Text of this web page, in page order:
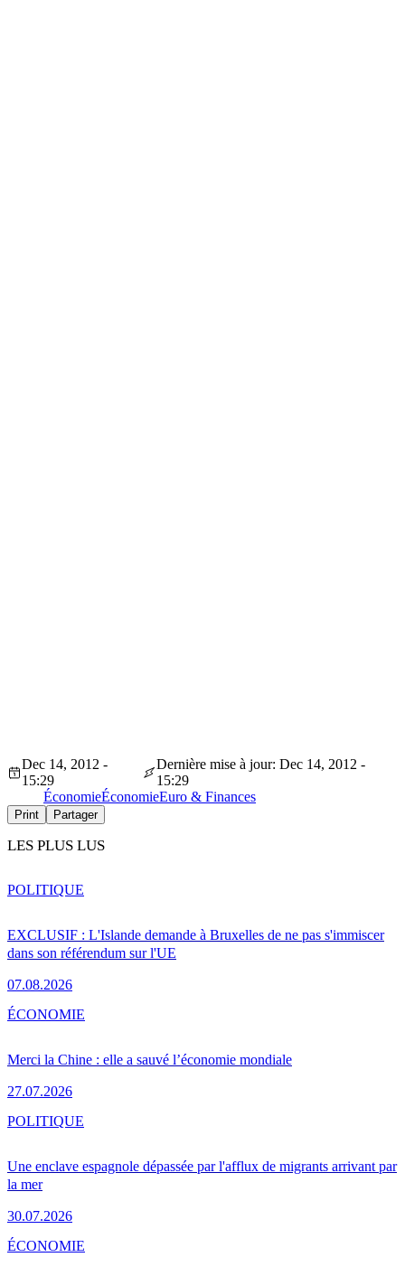
Dec 14, 2012 -
15:29
Dernière mise à jour: Dec 14, 2012 -
15:29
ÉconomieÉconomieEuro & Finances
Print Partager
LES PLUS LUS
EXCLUSIF : L'Islande demande à Bruxelles de ne pas s'immiscer
dans son référendum sur l'UE
07.08.2026
POLITIQUE
Merci la Chine : elle a sauvé l’économie mondiale
27.07.2026
ÉCONOMIE
Une enclave espagnole dépassée par l'afflux de migrants arrivant par
la mer
30.07.2026
POLITIQUE
ÉCONOMIE